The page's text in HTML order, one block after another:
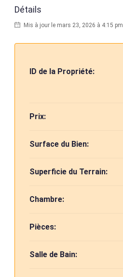
Détails
Mis à jour le mars 23, 2026 à 4:15 pm
ID de la Propriété:
Prix:
Surface du Bien:
Superficie du Terrain:
Chambre:
Pièces:
Salle de Bain: